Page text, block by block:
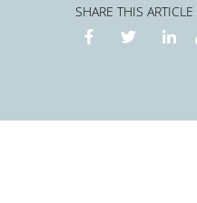
SHARE THIS ARTICLE